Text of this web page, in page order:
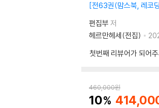
전63권(맘스북, 레코
편집부 저
헤르만헤세(전집)
첫번째 리뷰어가 되어
460,000원
10